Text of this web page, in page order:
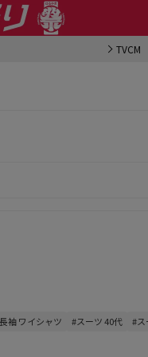
TVCM
袖 ワイシャツ #スーツ 40代 #ス